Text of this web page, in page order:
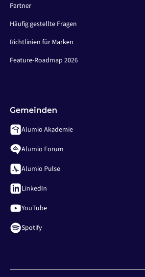
Partner
Häufig gestellte Fragen
Richtlinien für Marken
Feature-Roadmap 2026
Gemeinden
Alumio Akademie
Alumio Forum
Alumio Pulse
LinkedIn
YouTube
Spotify